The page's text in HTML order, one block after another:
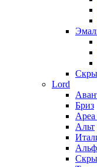
Lord
Бриз
Альт